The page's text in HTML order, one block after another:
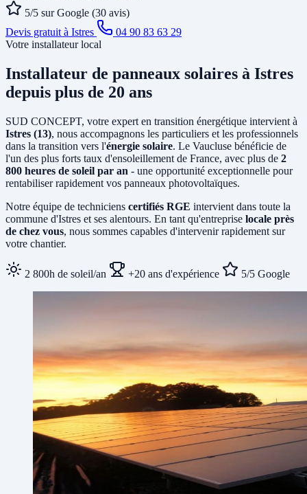
5/5 sur Google (30 avis)
Devis gratuit à Istres
04 90 83 63 29
Votre installateur local
Installateur de panneaux solaires à Istres
depuis plus de 20 ans
SUD CONCEPT, votre expert en transition énergétique intervient à
Istres (13), nous accompagnons les particuliers et les professionnels
dans la transition vers l'énergie solaire. Le Vaucluse bénéficie de
l'un des plus forts taux d'ensoleillement de France, avec plus de 2
800 heures de soleil par an - une opportunité exceptionnelle pour
rentabiliser rapidement vos panneaux photovoltaïques.
Notre équipe de techniciens certifiés RGE intervient dans toute la
commune d'Istres et ses alentours. En tant qu'entreprise locale près
de chez vous, nous sommes capables d'intervenir rapidement sur
votre chantier.
2 800h de soleil/an +20 ans d'expérience 5/5 Google